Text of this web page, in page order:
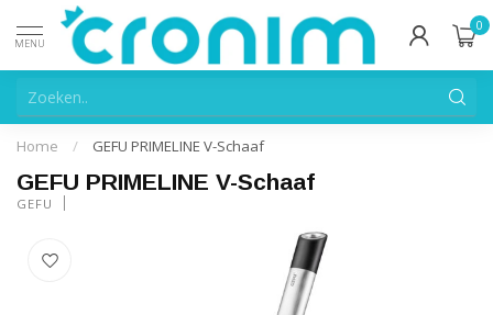
MENU
0
Home / GEFU PRIMELINE V-Schaaf
GEFU PRIMELINE V-Schaaf
GEFU